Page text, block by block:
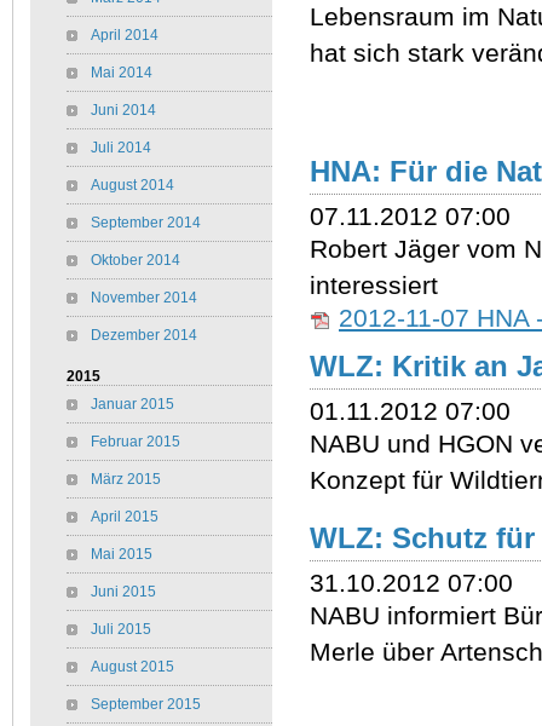
April 2014
Mai 2014
Juni 2014
Juli 2014
August 2014
September 2014
Oktober 2014
November 2014
Dezember 2014
2015
Januar 2015
Februar 2015
März 2015
April 2015
Mai 2015
Juni 2015
Juli 2015
August 2015
September 2015
Lebensraum im
hat sich stark
HNA: Für die
07.11.2012 07:00
Robert Jäger vom
interessiert
2012-11-07
WLZ: Kritik an
01.11.2012 07:00
NABU und HGON
Konzept für
WLZ: Schutz
31.10.2012 07:00
NABU informiert
Merle über